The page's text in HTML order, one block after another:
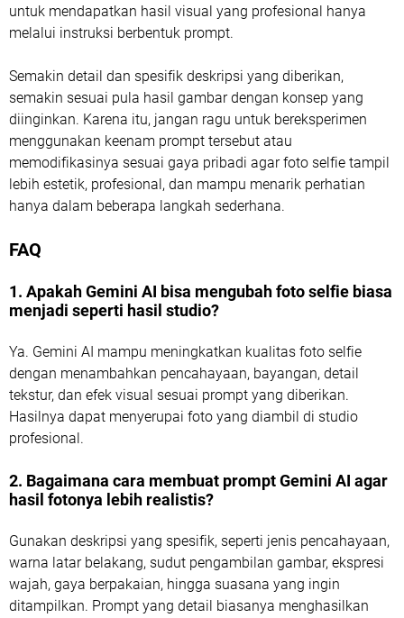
untuk mendapatkan hasil visual yang profesional hanya
melalui instruksi berbentuk prompt.
Semakin detail dan spesifik deskripsi yang diberikan,
semakin sesuai pula hasil gambar dengan konsep yang
diinginkan. Karena itu, jangan ragu untuk bereksperimen
menggunakan keenam prompt tersebut atau
memodifikasinya sesuai gaya pribadi agar foto selfie tampil
lebih estetik, profesional, dan mampu menarik perhatian
hanya dalam beberapa langkah sederhana.
FAQ
1. Apakah Gemini AI bisa mengubah foto selfie biasa
menjadi seperti hasil studio?
Ya. Gemini AI mampu meningkatkan kualitas foto selfie
dengan menambahkan pencahayaan, bayangan, detail
tekstur, dan efek visual sesuai prompt yang diberikan.
Hasilnya dapat menyerupai foto yang diambil di studio
profesional.
2. Bagaimana cara membuat prompt Gemini AI agar
hasil fotonya lebih realistis?
Gunakan deskripsi yang spesifik, seperti jenis pencahayaan,
warna latar belakang, sudut pengambilan gambar, ekspresi
wajah, gaya berpakaian, hingga suasana yang ingin
ditampilkan. Prompt yang detail biasanya menghasilkan